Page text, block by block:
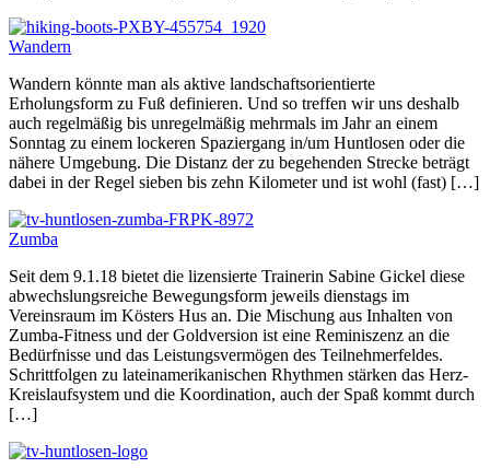
Wandern
Wandern könnte man als aktive landschaftsorientierte
Erholungsform zu Fuß definieren. Und so treffen wir uns deshalb
auch regelmäßig bis unregelmäßig mehrmals im Jahr an einem
Sonntag zu einem lockeren Spaziergang in/um Huntlosen oder die
nähere Umgebung. Die Distanz der zu begehenden Strecke beträgt
dabei in der Regel sieben bis zehn Kilometer und ist wohl (fast) […]
Zumba
Seit dem 9.1.18 bietet die lizensierte Trainerin Sabine Gickel diese
abwechslungsreiche Bewegungsform jeweils dienstags im
Vereinsraum im Kösters Hus an. Die Mischung aus Inhalten von
Zumba-Fitness und der Goldversion ist eine Reminiszenz an die
Bedürfnisse und das Leistungsvermögen des Teilnehmerfeldes.
Schrittfolgen zu lateinamerikanischen Rhythmen stärken das Herz-
Kreislaufsystem und die Koordination, auch der Spaß kommt durch
[…]